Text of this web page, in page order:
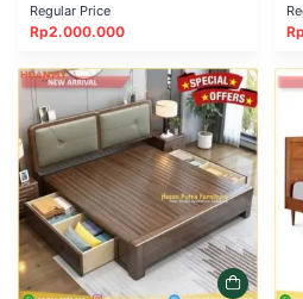
Regular Price
Rp2.000.000 Rp